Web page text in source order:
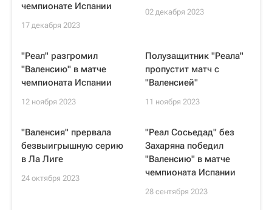
чемпионате Испании
17 декабря 2023
02 декабря 2023
"Реал" разгромил
"Валенсию" в матче
чемпионата Испании
12 ноября 2023
Полузащитник "Реала"
пропустит матч с
"Валенсией"
11 ноября 2023
"Валенсия" прервала
безвыигрышную серию
в Ла Лиге
24 октября 2023
"Реал Сосьедад" без
Захаряна победил
"Валенсию" в матче
чемпионата Испании
28 сентября 2023